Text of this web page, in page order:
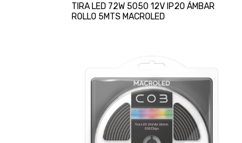
TIRA LED 72W 5050 12V IP20 ÁMBAR
ROLLO 5MTS MACROLED